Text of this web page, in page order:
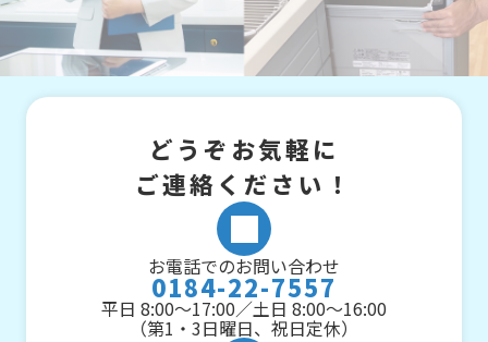
どうぞお気軽に
ご連絡ください！
お電話でのお問い合わせ
0184-22-7557
平日 8:00～17:00／土日 8:00～16:00
（第1・3日曜日、祝日定休）